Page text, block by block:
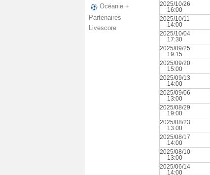
Océanie +
Partenaires
Livescore
2025/10/26
16:00
2025/10/11
14:00
2025/10/04
17:30
2025/09/25
19:15
2025/09/20
15:00
2025/09/13
14:00
2025/09/06
13:00
2025/08/29
19:00
2025/08/23
13:00
2025/08/17
14:00
2025/08/10
13:00
2025/06/14
14:00